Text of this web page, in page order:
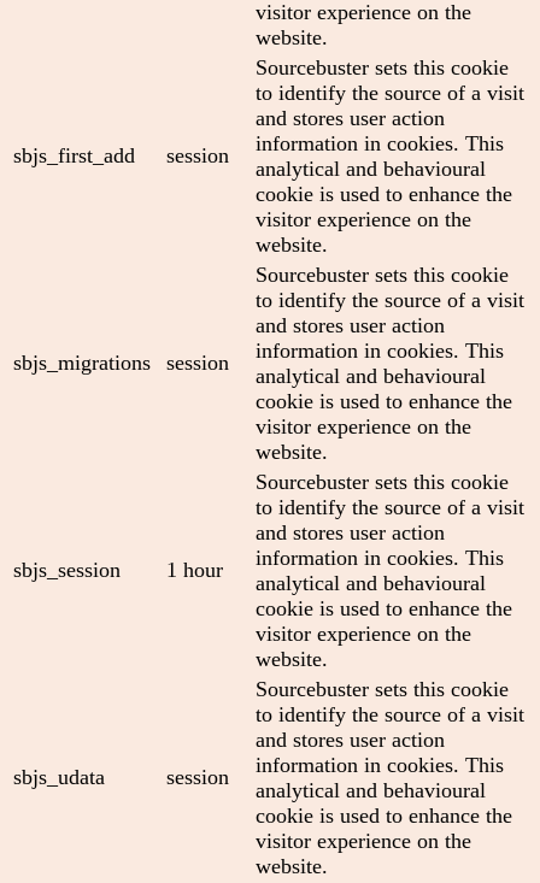
visitor experience on the
website.
sbjs_first_add session
Sourcebuster sets this cookie
to identify the source of a visit
and stores user action
information in cookies. This
analytical and behavioural
cookie is used to enhance the
visitor experience on the
website.
sbjs_migrations session
Sourcebuster sets this cookie
to identify the source of a visit
and stores user action
information in cookies. This
analytical and behavioural
cookie is used to enhance the
visitor experience on the
website.
sbjs_session 1 hour
Sourcebuster sets this cookie
to identify the source of a visit
and stores user action
information in cookies. This
analytical and behavioural
cookie is used to enhance the
visitor experience on the
website.
sbjs_udata session
Sourcebuster sets this cookie
to identify the source of a visit
and stores user action
information in cookies. This
analytical and behavioural
cookie is used to enhance the
visitor experience on the
website.